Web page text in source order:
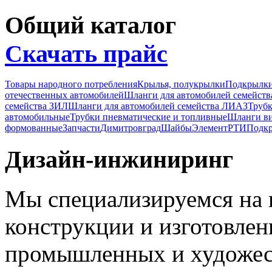
Общий каталог
Скачать прайс
Товары народного потребленияКрылья, полукрылки
отечественных автомобилейШланги для автомобилей
семейства ЗИЛШланги для автомобилей семейства ЛИАЗ
автомобильныеТрубки пневматические и топливныеШланги
формованныеЗапчастиДимитровградШайбыЭлементРТИ
Дизайн-инжиниринг
Мы специализируемся на
конструкции и
промышленных и